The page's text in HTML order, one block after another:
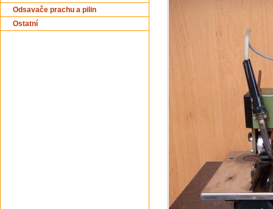
Odsavače prachu a pilin
Ostatní